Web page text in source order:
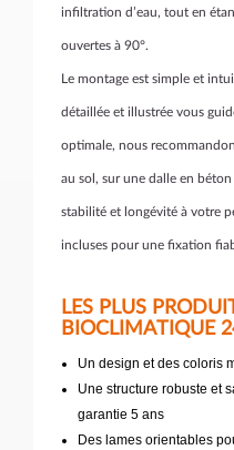
infiltration d’eau, tout en
ouvertes à 90°.
Le montage est simple et
détaillée et illustrée vous
optimale, nous
au sol, sur une dalle en
stabilité et longévité à votre
incluses pour une fixation
LES PLUS
BIOCLIMATIQUE
Un design et des coloris
Une structure robuste et
garantie 5 ans
Des lames orientables